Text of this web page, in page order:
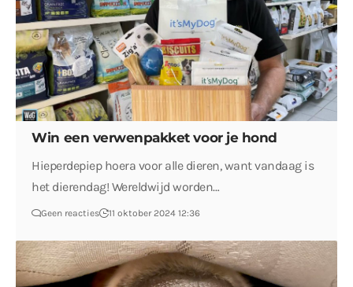
Win een verwenpakket voor je hond
Hieperdepiep hoera voor alle dieren, want vandaag is
het dierendag! Wereldwijd worden…
Geen reacties 11 oktober 2024 12:36